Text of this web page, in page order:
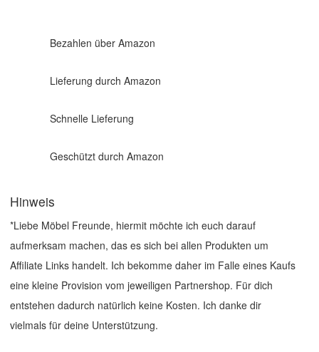
Bezahlen über Amazon
Lieferung durch Amazon
Schnelle Lieferung
Geschützt durch Amazon
Hinweis
*Liebe Möbel Freunde, hiermit möchte ich euch darauf
aufmerksam machen, das es sich bei allen Produkten um
Affiliate Links handelt. Ich bekomme daher im Falle eines Kaufs
eine kleine Provision vom jeweiligen Partnershop. Für dich
entstehen dadurch natürlich keine Kosten. Ich danke dir
vielmals für deine Unterstützung.